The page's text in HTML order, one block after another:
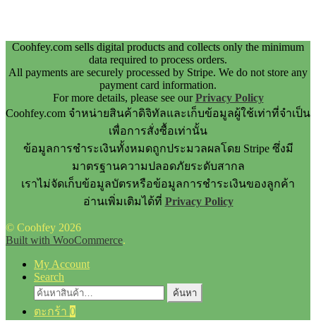
Coohfey.com sells digital products and collects only the minimum
data required to process orders.
All payments are securely processed by Stripe. We do not store any
payment card information.
For more details, please see ourPrivacy Policy
Coohfey.com จำหน่ายสินค้าดิจิทัลและเก็บข้อมูลผู้ใช้เท่าที่จำเป็น
เพื่อการสั่งซื้อเท่านั้น
ข้อมูลการชำระเงินทั้งหมดถูกประมวลผลโดย Stripe ซึ่งมี
มาตรฐานความปลอดภัยระดับสากล
เราไม่จัดเก็บข้อมูลบัตรหรือข้อมูลการชำระเงินของลูกค้า
อ่านเพิ่มเติมได้ที่ Privacy Policy
© Coohfey 2026
Built with WooCommerce.
My Account
Search
ค้นหา:
ค้นหา
ตะกร้า 0